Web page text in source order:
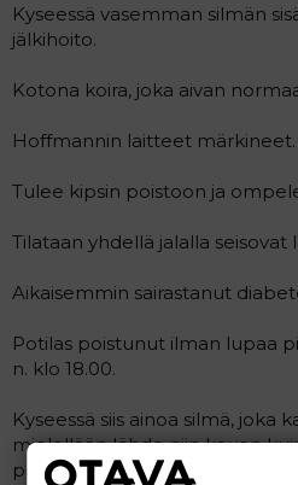
Kyseessä vasemman silmän
jälkihoito.
Kotona koira, joka aivan
Hoffmannin laitteet märkineet.
Tulee kipsin poistoon ja
Tilataan yhdellä jalalla seisovat
Aikaisemmin sairastanut
Potilas poistunut ilman lupaa
n. klo 18.00.
Kyseessä siis ainoa silmä, joka
mielellään lähde niin kauan
potilas itsekään tässä